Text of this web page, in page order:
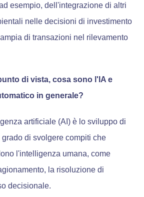
esempio, dell'integrazione di altri
nelle decisioni di investimento
di transazioni nel rilevamento
di vista, cosa sono l'IA e
in generale?
artificiale (AI) è lo sviluppo di
di svolgere compiti che
l'intelligenza umana, come
la risoluzione di
decisionale.